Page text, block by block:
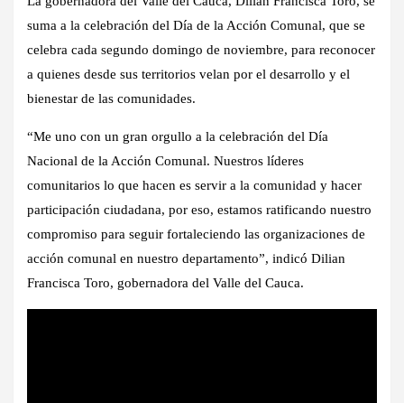
suma a la celebración del Día de la Acción Comunal, que se
celebra cada segundo domingo de noviembre, para reconocer
a quienes desde sus territorios velan por el desarrollo y el
bienestar de las comunidades.
“Me uno con un gran orgullo a la celebración del Día
Nacional de la Acción Comunal. Nuestros líderes
comunitarios lo que hacen es servir a la comunidad y hacer
participación ciudadana, por eso, estamos ratificando nuestro
compromiso para seguir fortaleciendo las organizaciones de
acción comunal en nuestro departamento”, indicó Dilian
Francisca Toro, gobernadora del Valle del Cauca.